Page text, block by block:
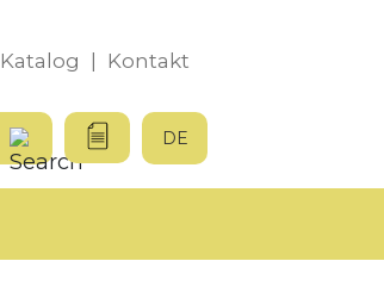
Katalog Kontakt
DE